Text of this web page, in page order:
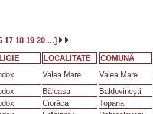
17 18 19 20 ...]
LOCALITATE COMUNĂ
Valea Mare Valea Mare
Băleasa Baldovineşti
Ciorâca Topana